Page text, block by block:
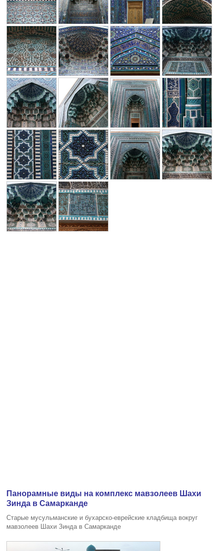
Панорамные виды на комплекс мавзолеев Шахи
Зинда в Самарканде
Старые мусульманские и бухарско-еврейские кладбища вокруг
мавзолеев Шахи Зинда в Самарканде